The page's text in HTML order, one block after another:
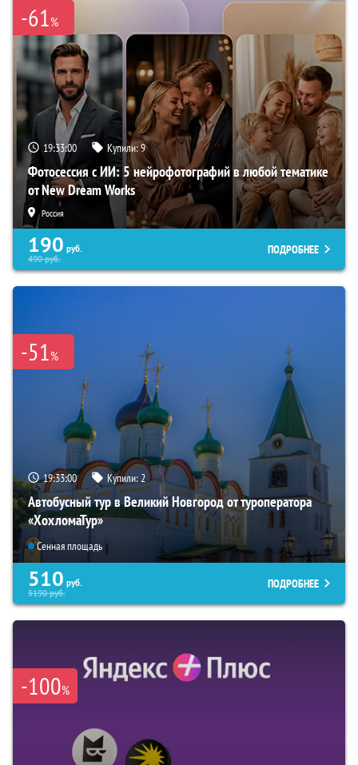
-61%
19:32:58 Купили:9
Фотосессия с ИИ: 5 нейрофотографий в любой тематике
от New Dream Works
Россия
190 руб.
490руб.
ПОДРОБНЕЕ
-51%
19:32:58 Купили:2
Автобусный тур в Великий Новгород от туроператора
«ХохломаТур»
Сенная площадь
510 руб.
5190руб.
ПОДРОБНЕЕ
-100%